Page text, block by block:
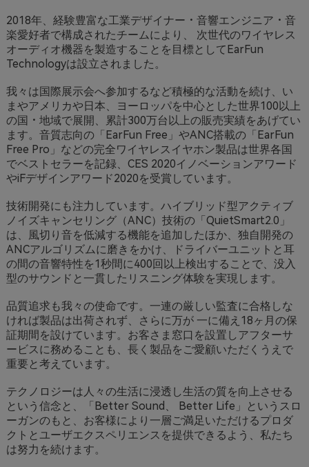
2018年、経験豊富な工業デザイナー・音響エンジニア・音
楽愛好者で構成されたチームにより、 次世代のワイヤレス
オーディオ機器を製造することを目標としてEarFun
Technologyは設立されました。
我々は国際展示会へ参加するなど積極的な活動を続け、い
まやアメリカや日本、ヨーロッパを中心とした世界100以上
の国・地域で展開、累計300万台以上の販売実績をあげてい
ます。音質志向の「EarFun Free」やANC搭載の「EarFun
Free Pro」などの完全ワイヤレスイヤホン製品は世界各国
でベストセラーを記録、CES 2020イノベーションアワード
やiFデザインアワード2020を受賞しています。
技術開発にも注力しています。ハイブリッド型アクティブ
ノイズキャンセリング（ANC）技術の「QuietSmart2.0」
は、風切り音を低減する機能を追加したほか、独自開発の
ANCアルゴリズムに磨きをかけ、ドライバーユニットと耳
の間の音響特性を1秒間に400回以上検出することで、没入
型のサウンドと一貫したリスニング体験を実現します。
品質追求も我々の使命です。一連の厳しい監査に合格しな
ければ製品は出荷されず、さらに万が 一に備え18ヶ月の保
証期間を設けています。お客さま窓口を設置しアフターサ
ービスに務めることも、長く製品をご愛顧いただくうえで
重要と考えています。
テクノロジーは人々の生活に浸透し生活の質を向上させる
という信念と、「Better Sound、 Better Life」というスロ
ーガンのもと、お客様により一層ご満足いただけるプロダ
クトとユーザエクスペリエンスを提供できるよう、私たち
は努力を続けます。